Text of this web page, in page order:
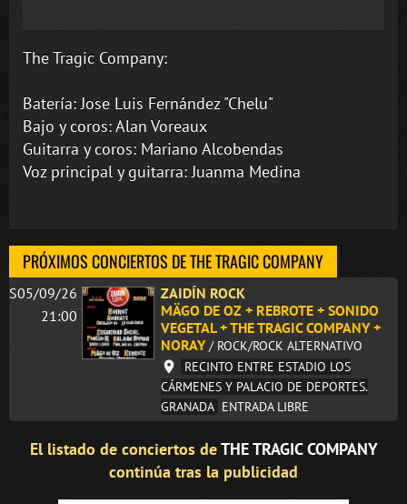
The Tragic Company:
Batería: Jose Luis Fernández "Chelu"
Bajo y coros: Alan Voreaux
Guitarra y coros: Mariano Alcobendas
Voz principal y guitarra: Juanma Medina
PRÓXIMOS CONCIERTOS DE THE TRAGIC COMPANY
S05/09/26
21:00
ZAIDÍN ROCK
MÄGO DE OZ + REBROTE + SONIDO
VEGETAL + THE TRAGIC COMPANY +
NORAY / ROCK/ROCK ALTERNATIVO
RECINTO ENTRE ESTADIO LOS
CÁRMENES Y PALACIO DE DEPORTES.
GRANADA ENTRADA LIBRE
El listado de conciertos deTHE TRAGIC COMPANY
continúa tras la publicidad